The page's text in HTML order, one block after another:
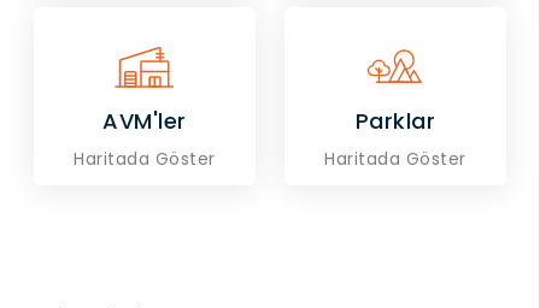
AVM'ler
Haritada Göster
Parklar
Haritada Göster